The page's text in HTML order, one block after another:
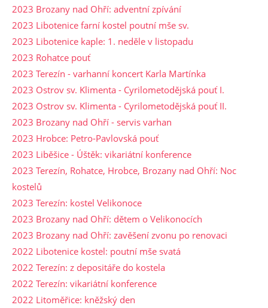
2023 Brozany nad Ohří: adventní zpívání
2023 Libotenice farní kostel poutní mše sv.
2023 Libotenice kaple: 1. neděle v listopadu
2023 Rohatce pouť
2023 Terezín - varhanní koncert Karla Martínka
2023 Ostrov sv. Klimenta - Cyrilometodějská pouť I.
2023 Ostrov sv. Klimenta - Cyrilometodějská pouť II.
2023 Brozany nad Ohří - servis varhan
2023 Hrobce: Petro-Pavlovská pouť
2023 Liběšice - Úštěk: vikariátní konference
2023 Terezín, Rohatce, Hrobce, Brozany nad Ohří: Noc
kostelů
2023 Terezín: kostel Velikonoce
2023 Brozany nad Ohří: dětem o Velikonocích
2023 Brozany nad Ohří: zavěšení zvonu po renovaci
2022 Libotenice kostel: poutní mše svatá
2022 Terezín: z depositáře do kostela
2022 Terezín: vikariátní konference
2022 Litoměřice: kněžský den